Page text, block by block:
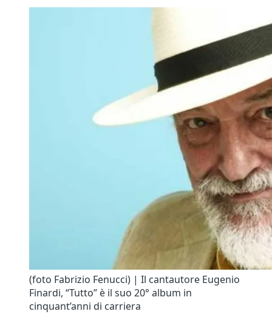
(foto Fabrizio Fenucci) | Il cantautore Eugenio
Finardi, “Tutto” è il suo 20° album in
cinquant’anni di carriera